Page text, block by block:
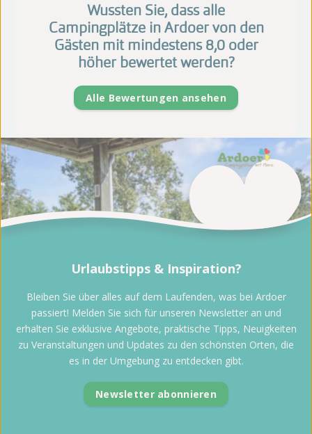
Wussten Sie, dass alle
Campingplätze in Ardoer von den
Gästen mit mindestens 8,0 oder
höher bewertet werden?
Alle Bewertungen ansehen
Urlaubstipps & Inspiration?
Bleiben Sie über alles auf dem Laufenden, was bei Ardoer
passiert! Melden Sie sich für unseren Newsletter an und
erhalten Sie exklusive Angebote, praktische Tipps, Neuigkeiten
zu Veranstaltungen und Updates zu den schönsten Orten, die
es in der Umgebung zu entdecken gibt.
Newsletter abonnieren